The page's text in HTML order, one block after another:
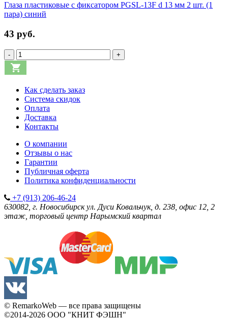
Глаза пластиковые с фиксатором PGSL-13F d 13 мм 2 шт. (1
пара) синий
43 руб.
- +
Как сделать заказ
Система скидок
Оплата
Доставка
Контакты
О компании
Отзывы о нас
Гарантии
Публичная оферта
Политика конфиденциальности
+7 (913) 206-46-24
630082, г. Новосибирск ул. Дуси Ковальчук, д. 238, офис 12, 2
этаж, торговый центр Нарымский квартал
© RemarkoWeb — все права защищены
©2014-2026 ООО "КНИТ ФЭШН"